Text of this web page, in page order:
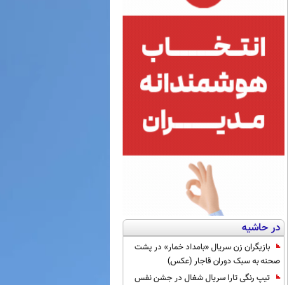
در حاشیه
بازیگران زن سریال «بامداد خمار» در پشت
صحنه به سبک دوران قاجار (عکس)
تیپ رنگی تارا سریال شغال در جشن نفس